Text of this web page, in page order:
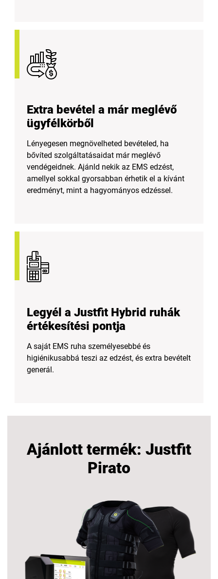
Extra bevétel a már meglévő
ügyfélkörből
Lényegesen megnövelheted bevételed, ha
bővíted szolgáltatásaidat már meglévő
vendégeidnek. Ajánld nekik az EMS edzést,
amellyel sokkal gyorsabban érhetik el a kívánt
eredményt, mint a hagyományos edzéssel.
Legyél a Justfit Hybrid ruhák
értékesítési pontja
A saját EMS ruha személyesebbé és
higiénikusabbá teszi az edzést, és extra bevételt
generál.
Ajánlott termék: Justfit
Pirato